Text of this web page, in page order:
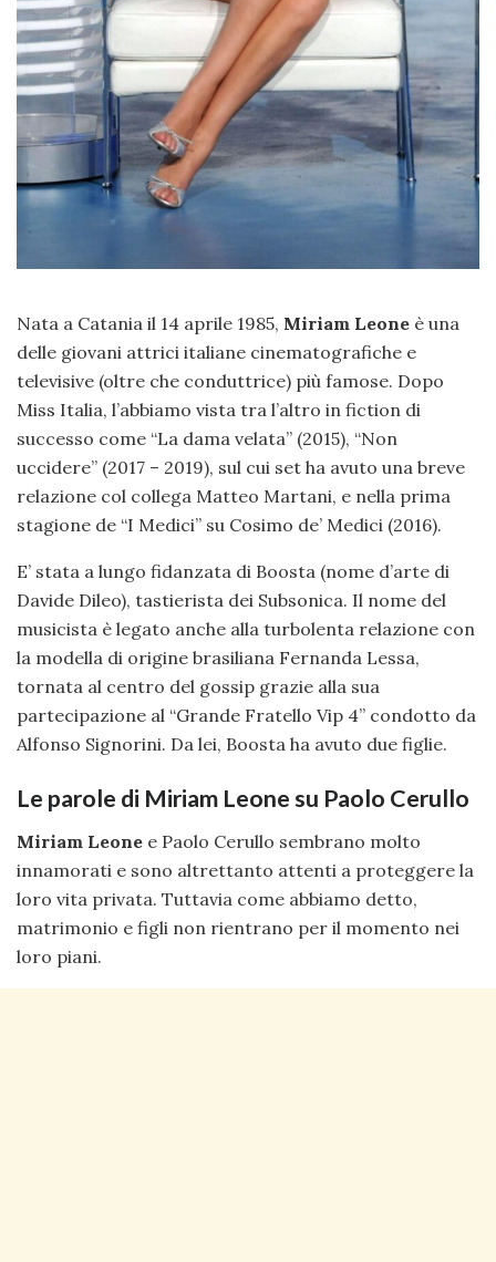
Nata a Catania il 14 aprile 1985, Miriam Leone è una
delle giovani attrici italiane cinematografiche e
televisive (oltre che conduttrice) più famose. Dopo
Miss Italia, l’abbiamo vista tra l’altro in fiction di
successo come “La dama velata” (2015), “Non
uccidere” (2017 – 2019), sul cui set ha avuto una breve
relazione col collega Matteo Martani, e nella prima
stagione de “I Medici” su Cosimo de’ Medici (2016).
E’ stata a lungo fidanzata di Boosta (nome d’arte di
Davide Dileo), tastierista dei Subsonica. Il nome del
musicista è legato anche alla turbolenta relazione con
la modella di origine brasiliana Fernanda Lessa,
tornata al centro del gossip grazie alla sua
partecipazione al “Grande Fratello Vip 4” condotto da
Alfonso Signorini. Da lei, Boosta ha avuto due figlie.
Le parole di Miriam Leone su Paolo Cerullo
Miriam Leone e Paolo Cerullo sembrano molto
innamorati e sono altrettanto attenti a proteggere la
loro vita privata. Tuttavia come abbiamo detto,
matrimonio e figli non rientrano per il momento nei
loro piani.